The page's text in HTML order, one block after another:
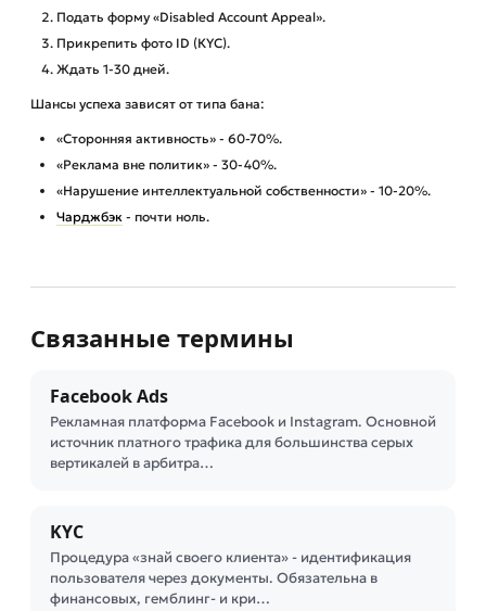
Подать форму «Disabled Account Appeal».
Прикрепить фото ID (КYC).
Ждать 1-30 дней.
Шансы успеха зависят от типа бана:
«Сторонняя активность» - 60-70%.
«Реклама вне политик» - 30-40%.
«Нарушение интеллектуальной собственности» - 10-20%.
Чарджбэк - почти ноль.
Связанные термины
Facebook Ads
Рекламная платформа Facebook и Instagram. Основной
источник платного трафика для большинства серых
вертикалей в арбитра…
KYC
Процедура «знай своего клиента» - идентификация
пользователя через документы. Обязательна в
финансовых, гемблинг- и кри…